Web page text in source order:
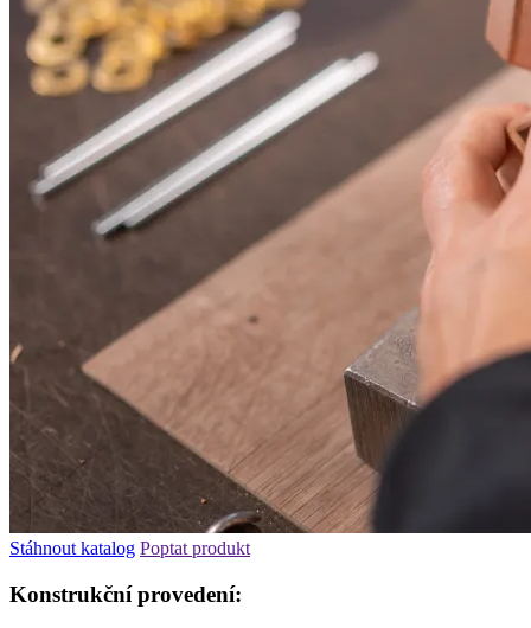
Stáhnout katalog Poptat produkt
Konstrukční provedení: